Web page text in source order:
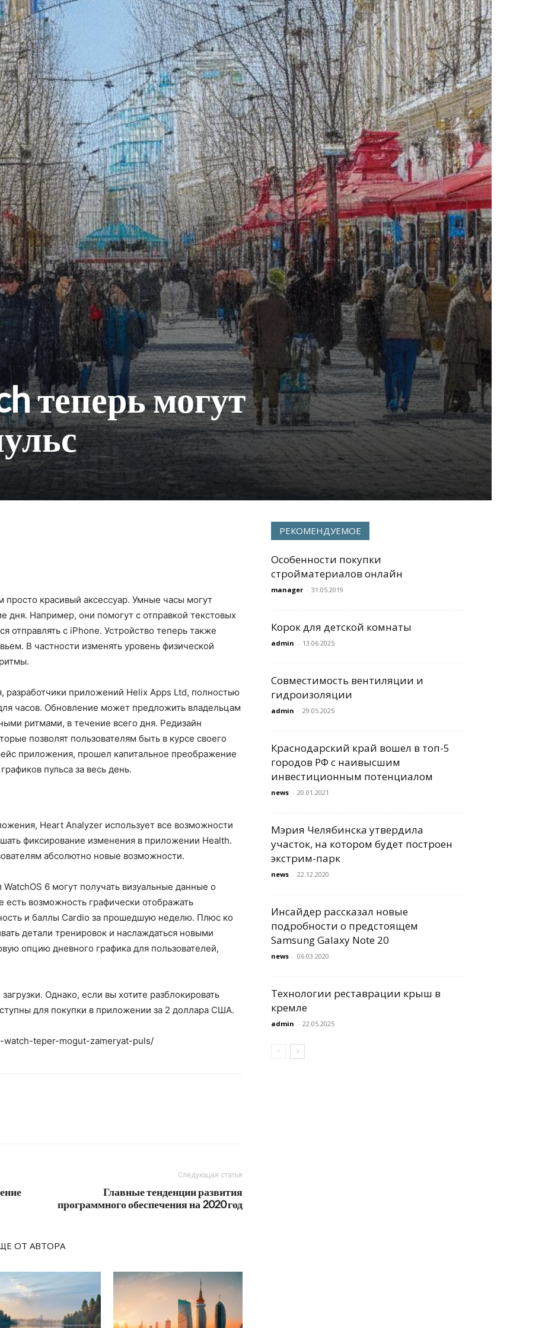
теперь могут
красивый аксессуар. Умные часы могут
дня. Например, они помогут с отправкой текстовых
отправлять с iPhone. Устройство теперь также
В частности изменять уровень физической
разработчики приложений Helix Apps Ltd, полностью
часов. Обновление может предложить владельцам
ритмами, в течение всего дня. Редизайн
позволят пользователям быть в курсе своего
приложения, прошел капитальное преображение
пульса за весь день.
Heart Analyzer использует все возможности
фиксирование изменения в приложении Health.
абсолютно новые возможности.
6 могут получать визуальные данные о
есть возможность графически отображать
и баллы Cardio за прошедшую неделю. Плюс ко
детали тренировок и наслаждаться новыми
опцию дневного графика для пользователей,
Однако, если вы хотите разблокировать
для покупки в приложении за 2 доллара США.
teper-mogut-zameryat-puls/
Следующая статья
Главные тенденции развития
программного обеспечения на 2020 год
ОТ АВТОРА
РЕКОМЕНДУЕМОЕ
Особенности покупки
стройматериалов онлайн
manager - 31.05.2019
Корок для детской комнаты
admin - 13.06.2025
Совместимость вентиляции и
гидроизоляции
admin - 29.05.2025
Краснодарский край вошел в топ-5
городов РФ с наивысшим
инвестиционным потенциалом
news - 20.01.2021
Мэрия Челябинска утвердила
участок, на котором будет построен
экстрим-парк
news - 22.12.2020
Инсайдер рассказал новые
подробности о предстоящем
Samsung Galaxy Note 20
news - 06.03.2020
Технологии реставрации крыш в
кремле
admin - 22.05.2025